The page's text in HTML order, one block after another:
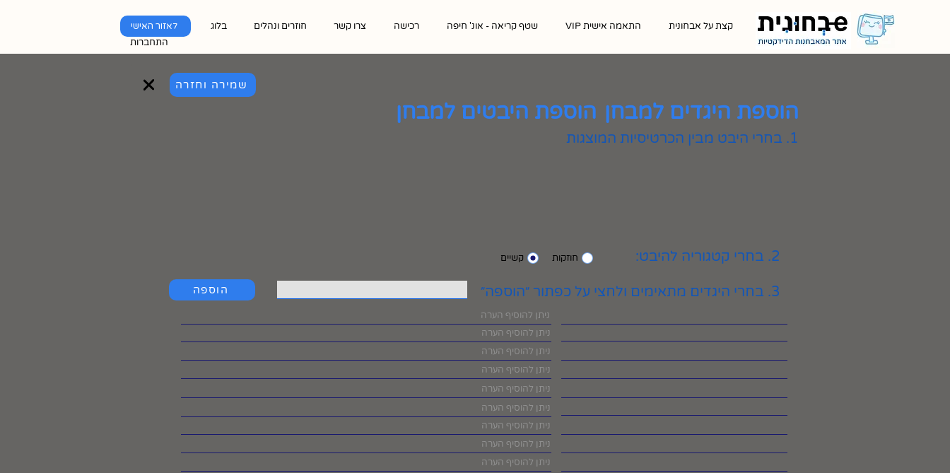
לאזור האישי
התחברות
קצת על אבחונית התאמה אישית VIP שטף קריאה - אונ' חיפה רכישה צרו קשר חוזרים ונהלים בלוג
שמירה וחזרה
הוספת היבטים למבחן הוספת היגדים למבחן
1. בחרי היבט מבין הכרטיסיות המוצגות
חוזקות קשיים 2. בחרי קטגוריה להיבט:
הוספה 3. בחרי היגדים מתאימים ולחצי על כפתור ״הוספה״